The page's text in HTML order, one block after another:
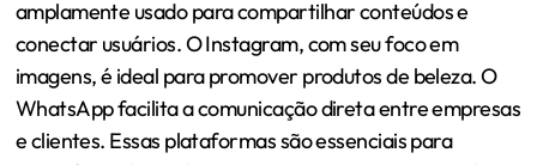
amplamente usado para compartilhar conteúdos e
conectar usuários. O Instagram, com seu foco em
imagens, é ideal para promover produtos de beleza. O
WhatsApp facilita a comunicação direta entre empresas
e clientes. Essas plataformas são essenciais para